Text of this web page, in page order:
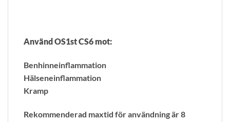
Använd OS1st CS6 mot:
Benhinneinflammation
Hälseneinflammation
Kramp
Rekommenderad maxtid för användning är 8